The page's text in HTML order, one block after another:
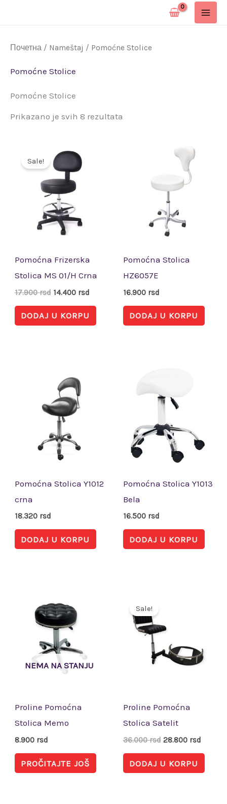
Почетна / Nameštaj / Pomoćne Stolice
Pomoćne Stolice
Pomoćne Stolice
Prikazano je svih 8 rezultata
Sale!
Pomoćna Frizerska
Stolica MS 01/H Crna
17.900rsd
cena
je
bila:
17.900 rsd.
14.400 rsd
DODAJ U KORPU
Pomoćna Stolica
HZ6057E
16.900 rsd
DODAJ U KORPU
Pomoćna Stolica Y1012
crna
18.320 rsd
DODAJ U KORPU
Pomoćna Stolica Y1013
Bela
16.500 rsd
DODAJ U KORPU
NEMA NA STANJU
Proline Pomoćna
Stolica Memo
8.900 rsd
PROČITAJTE JOŠ
Sale!
Proline Pomoćna
Stolica Satelit
36.000rsd
36.000 rsd.
28.800 rsd
DODAJ U KORPU